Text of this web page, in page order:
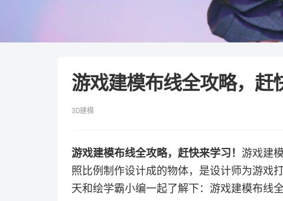
游戏建模布线全攻略，赶
3D建模
游戏建模布线全攻略，赶快来学习！ 游戏建
照比例制作设计成的物体，是设计师为游戏
天和绘学霸小编一起了解下：游戏建模布线